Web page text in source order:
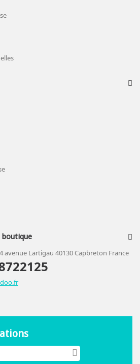
avenue Lartigau 40130 Capbreton France